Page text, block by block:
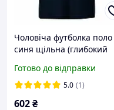
Чоловіча футболка поло
синя щільна (глибокий
polo Fruit of the Loom, 2XL
Готово до відправки
5.0 (1)
602₴